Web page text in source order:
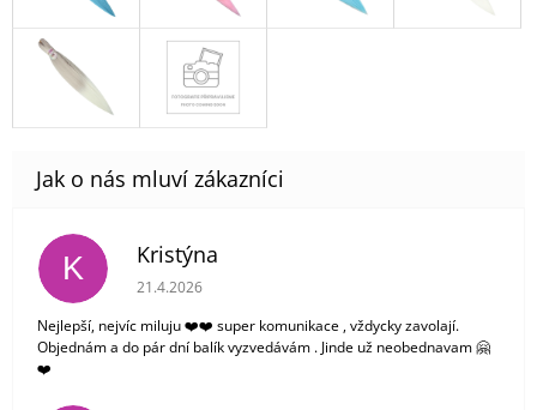
K Kristýna
Hodnocení obchodu je 5 z 5 hvězdiček.
21.4.2026
Nejlepší, nejvíc miluju ❤️❤️ super komunikace , vždycky zavolají.
Objednám a do pár dní balík vyzvedávám . Jinde už neobednavam 🤗
❤️